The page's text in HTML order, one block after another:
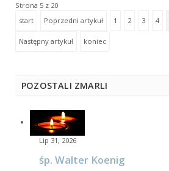
Strona 5 z 20
start
Poprzedni artykuł 1 2 3 4
Następny artykuł koniec
POZOSTALI ZMARLI
Lip 31, 2026
śp. Walter Koenig